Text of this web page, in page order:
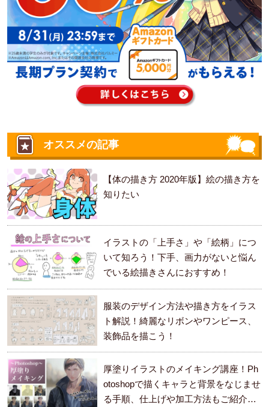
オススメの記事
【体の描き方 2020年版】絵の描き方を
知りたい
イラストの「上手さ」や「絵柄」につ
いて知ろう！下手、画力がないと悩ん
でいる絵描きさんにおすすめ！
服装のデザイン方法や描き方をイラス
ト解説！綺麗なリボンやワンピース、
装飾品を描こう！
厚塗りイラストのメイキング講座！Ph
otoshopで描くキャラと背景をなじませ
る手順、仕上げや加工方法もご紹介し